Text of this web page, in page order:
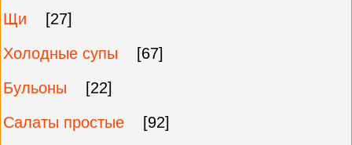
Щи
[27]
Холодные супы
[67]
Бульоны
[22]
Салаты простые
[92]